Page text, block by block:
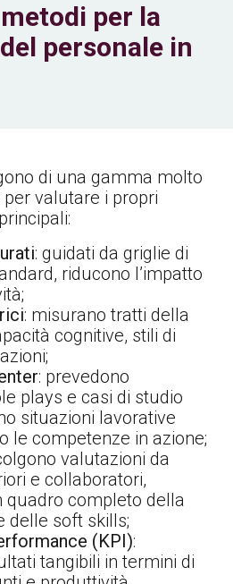
per la
personale in
di una gamma molto
valutare i propri
: guidati da griglie di
riducono l’impatto
: misurano tratti della
cognitive, stili di
: prevedono
plays e casi di studio
situazioni lavorative
le competenze in azione;
valutazioni da
e collaboratori,
quadro completo della
delle soft skills;
(KPI):
tangibili in termini di